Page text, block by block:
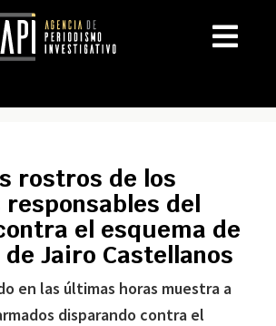
rostros de los
del
el esquema de
Jairo Castellanos
en las últimas horas muestra a
disparando contra el